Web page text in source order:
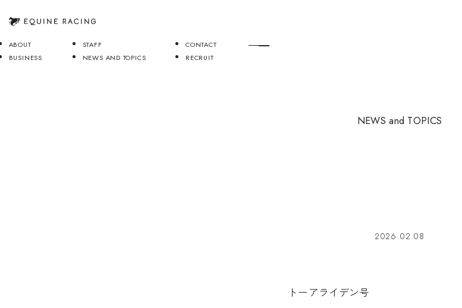
ABOUT
BUSINESS
STAFF
NEWS AND TOPICS
CONTACT
RECRUIT
NEWS and TOPICS
2026.02.08
トー ア ラ イデン号